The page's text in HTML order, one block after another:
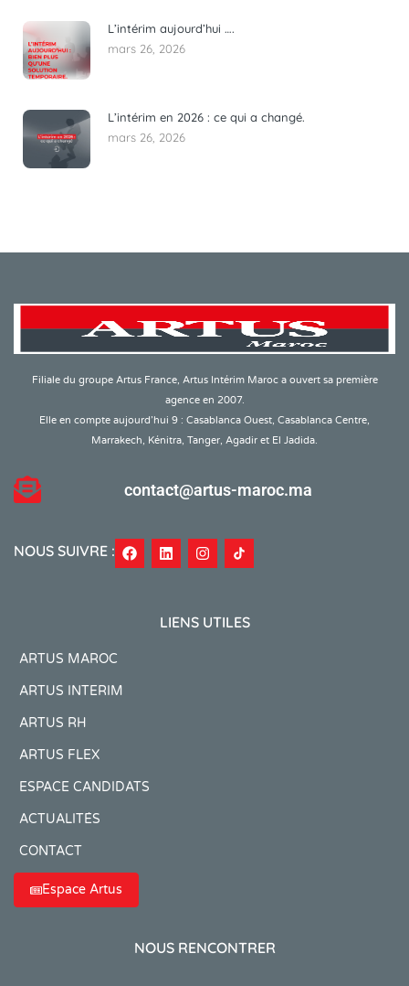
L’intérim aujourd’hui ….
mars 26, 2026
L’intérim en 2026 : ce qui a changé.
mars 26, 2026
Filiale du groupe Artus France, Artus Intérim Maroc a ouvert sa première
agence en 2007.
Elle en compte aujourd’hui 9 : Casablanca Ouest, Casablanca Centre,
Marrakech, Kénitra, Tanger, Agadir et El Jadida.
contact@artus-maroc.ma
NOUS SUIVRE :
LIENS UTILES
ARTUS MAROC
ARTUS INTERIM
ARTUS RH
ARTUS FLEX
ESPACE CANDIDATS
ACTUALITÉS
CONTACT
Espace Artus
NOUS RENCONTRER